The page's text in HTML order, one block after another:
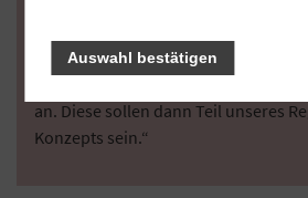
zertifiziert, sodass wir ihn nicht als
Zertifizierung laufen aber bereits
an. Diese sollen dann Teil unseres
Konzepts sein.“
Auswahl bestätigen